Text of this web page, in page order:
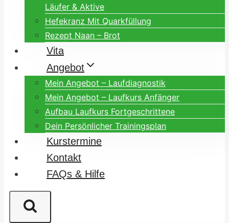
Läufer & Aktive
Hefekranz Mit Quarkfüllung
Rezept Naan – Brot
Vita
Angebot
Mein Angebot – Laufdiagnostik
Mein Angebot – Laufkurs Anfänger
Aufbau Laufkurs Fortgeschrittene
Dein Persönlicher Trainingsplan
Kurstermine
Kontakt
FAQs & Hilfe